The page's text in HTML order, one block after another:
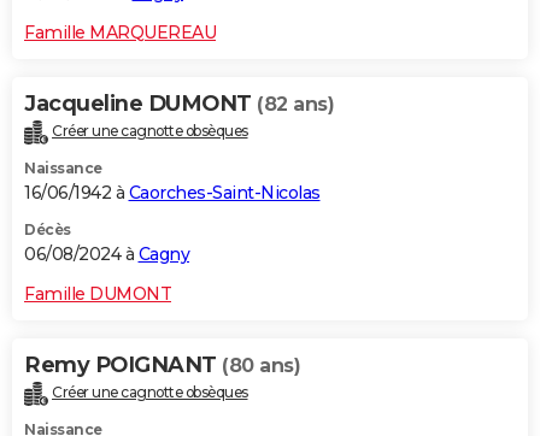
Famille MARQUEREAU
Jacqueline DUMONT (82 ans)
Créer une cagnotte obsèques
Naissance
16/06/1942 à Caorches-Saint-Nicolas
Décès
06/08/2024 à Cagny
Famille DUMONT
Remy POIGNANT (80 ans)
Créer une cagnotte obsèques
Naissance